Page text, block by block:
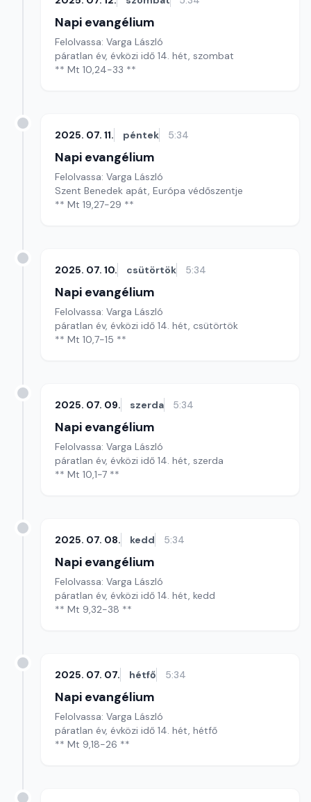
Napi evangélium
Felolvassa: Varga László
páratlan év, évközi idő 14. hét, szombat
** Mt 10,24-33 **
2025. 07. 11. péntek 5:34
Napi evangélium
Felolvassa: Varga László
Szent Benedek apát, Európa védőszentje
** Mt 19,27-29 **
2025. 07. 10. csütörtök 5:34
Napi evangélium
Felolvassa: Varga László
páratlan év, évközi idő 14. hét, csütörtök
** Mt 10,7-15 **
2025. 07. 09. szerda 5:34
Napi evangélium
Felolvassa: Varga László
páratlan év, évközi idő 14. hét, szerda
** Mt 10,1-7 **
2025. 07. 08. kedd 5:34
Napi evangélium
Felolvassa: Varga László
páratlan év, évközi idő 14. hét, kedd
** Mt 9,32-38 **
2025. 07. 07. hétfő 5:34
Napi evangélium
Felolvassa: Varga László
páratlan év, évközi idő 14. hét, hétfő
** Mt 9,18-26 **